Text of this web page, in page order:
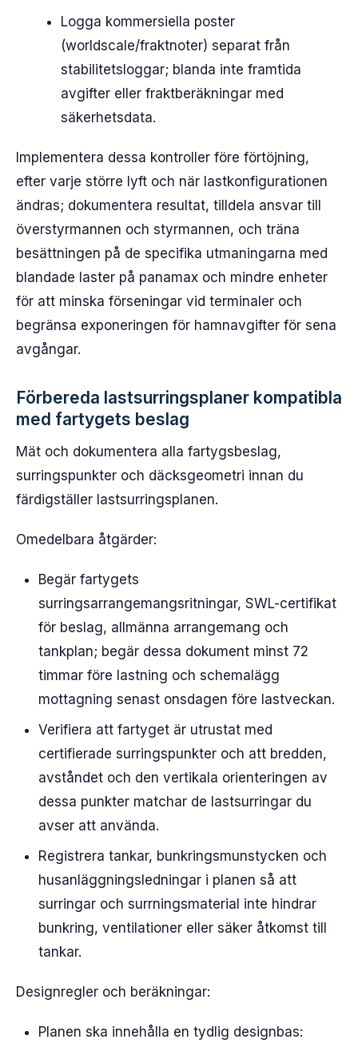
Logga kommersiella poster
(worldscale/fraktnoter) separat från
stabilitetsloggar; blanda inte framtida
avgifter eller fraktberäkningar med
säkerhetsdata.
Implementera dessa kontroller före förtöjning,
efter varje större lyft och när lastkonfigurationen
ändras; dokumentera resultat, tilldela ansvar till
överstyrmannen och styrmannen, och träna
besättningen på de specifika utmaningarna med
blandade laster på panamax och mindre enheter
för att minska förseningar vid terminaler och
begränsa exponeringen för hamnavgifter för sena
avgångar.
Förbereda lastsurringsplaner kompatibla
med fartygets beslag
Mät och dokumentera alla fartygsbeslag,
surringspunkter och däcksgeometri innan du
färdigställer lastsurringsplanen.
Omedelbara åtgärder:
Begär fartygets
surringsarrangemangsritningar, SWL-certifikat
för beslag, allmänna arrangemang och
tankplan; begär dessa dokument minst 72
timmar före lastning och schemalägg
mottagning senast onsdagen före lastveckan.
Verifiera att fartyget är utrustat med
certifierade surringspunkter och att bredden,
avståndet och den vertikala orienteringen av
dessa punkter matchar de lastsurringar du
avser att använda.
Registrera tankar, bunkringsmunstycken och
husanläggningsledningar i planen så att
surringar och surrningsmaterial inte hindrar
bunkring, ventilationer eller säker åtkomst till
tankar.
Designregler och beräkningar:
Planen ska innehålla en tydlig designbas: